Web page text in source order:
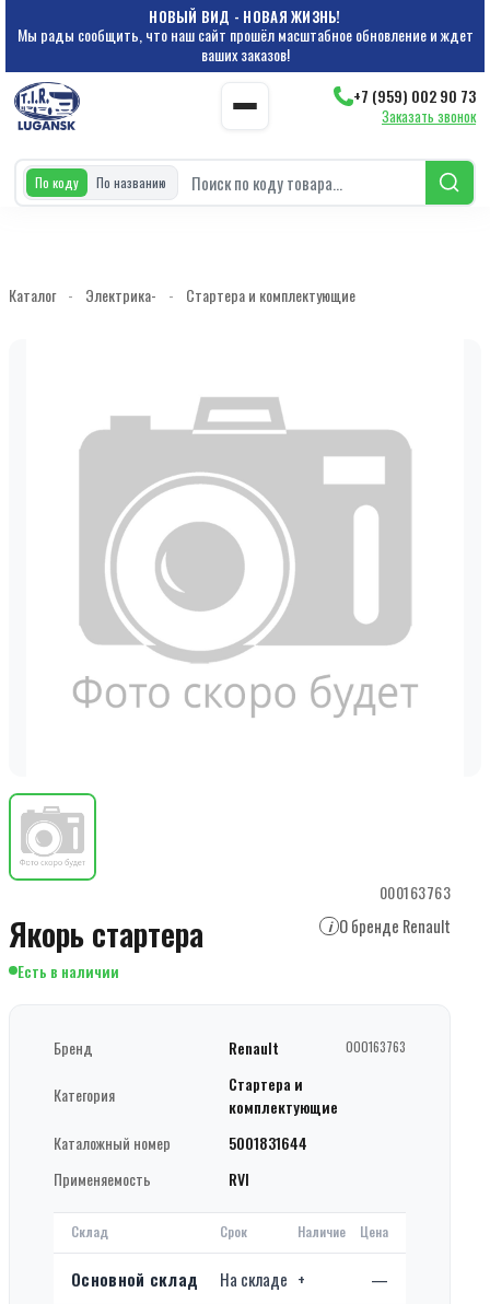
НОВЫЙ ВИД - НОВАЯ ЖИЗНЬ!
Мы рады сообщить, что наш сайт прошёл масштабное обновление и ждет
ваших заказов!
+7 (959) 002 90 73
Заказать звонок
По коду По названию
Каталог - Электрика- - Стартера и комплектующие
000163763
Якорь стартера i О бренде Renault
Есть в наличии
Бренд Renault 000163763
Категория
Стартера и
комплектующие
Каталожный номер
5001831644
Применяемость
RVI
Склад Срок Наличие Цена
Основной склад На складе + —